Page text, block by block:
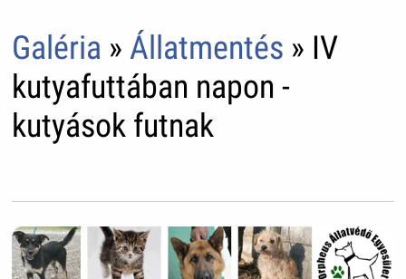
Galéria » Állatmentés » IV
kutyafuttában napon -
kutyások futnak